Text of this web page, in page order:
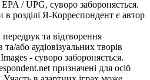
/ UPG, суворо забороняється.
в розділі Я-Корреспондент є автор
та відтворення
або аудіовізуальних творів
- суворо забороняється.
призначені для осіб